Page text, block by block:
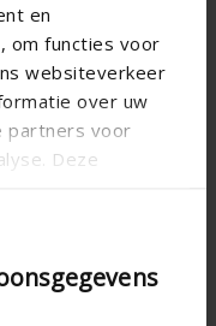
en
om functies voor
websiteverkeer
over uw
partners voor
Deze
verstrekt of
van uw gebruik